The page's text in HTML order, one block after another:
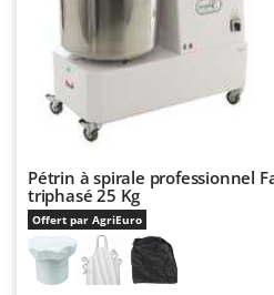
Trev - Abrek - TecnoVIR
Trotec
Troy-Bilt
Udor
Unger
V
Verdemax
Vesco
Pétrin à spirale professionnel
triphasé 25 Kg
Offert par AgriEuro